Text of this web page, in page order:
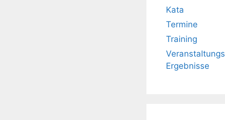
Kata
Termine
Training
Veranstaltungs
Ergebnisse